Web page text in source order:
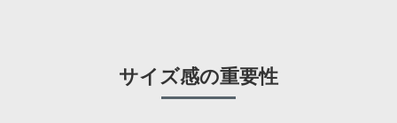
サイズ感の重要性